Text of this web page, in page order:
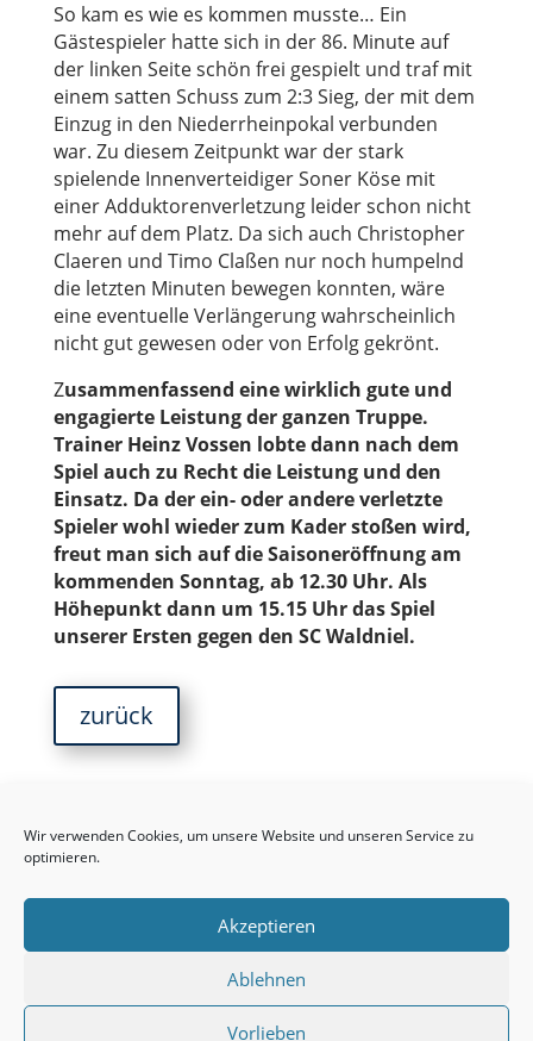
Wir verwenden Cookies, um unsere Website und unseren Service zu
optimieren.
Akzeptieren
Ablehnen
Vorlieben
So kam es wie es kommen musste… Ein
Gästespieler hatte sich in der 86. Minute auf
der linken Seite schön frei gespielt und traf mit
einem satten Schuss zum 2:3 Sieg, der mit dem
Einzug in den Niederrheinpokal verbunden
war. Zu diesem Zeitpunkt war der stark
spielende Innenverteidiger Soner Köse mit
einer Adduktorenverletzung leider schon nicht
mehr auf dem Platz. Da sich auch Christopher
Claeren und Timo Claßen nur noch humpelnd
die letzten Minuten bewegen konnten, wäre
eine eventuelle Verlängerung wahrscheinlich
nicht gut gewesen oder von Erfolg gekrönt.
Zusammenfassend eine wirklich gute und
engagierte Leistung der ganzen Truppe.
Trainer Heinz Vossen lobte dann nach dem
Spiel auch zu Recht die Leistung und den
Einsatz. Da der ein- oder andere verletzte
Spieler wohl wieder zum Kader stoßen wird,
freut man sich auf die Saisoneröffnung am
kommenden Sonntag, ab 12.30 Uhr. Als
Höhepunkt dann um 15.15 Uhr das Spiel
unserer Ersten gegen den SC Waldniel.
zurück
Datenschutzerklärung
Satzung
Mitglied werden
Präventionskonzept
Archiv